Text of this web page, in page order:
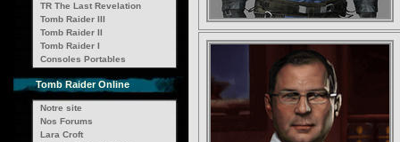
TR The Last Revelation
Tomb Raider III
Tomb Raider II
Tomb Raider I
Consoles Portables
Tomb Raider Online
Notre site
Nos Forums
Lara Croft